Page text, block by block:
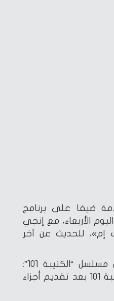
ضيفا على برنامج
الأربعاء، مع إنجي
للحديث عن آخر
وقال محمد سلامة عن مسلسل “الكتيبة 101”:
“كان صعبا أن أدخل الكتيبة 101 بعد تقديم أجزاء